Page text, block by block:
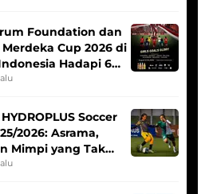
Foundation dan
Cup 2026 di
Hadapi 6
Soccer
2026: Asrama,
Mimpi yang Tak